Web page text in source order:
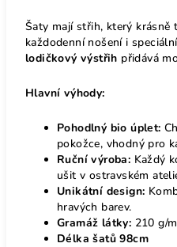
Šaty mají střih, který krásně
každodenní nošení i
lodičkový výstřih přidává
Hlavní výhody:
Pohodlný bio úplet:
pokožce, vhodný pro
Ruční výroba: Každý
ušit v ostravském
Unikátní design:
hravých barev.
Gramáž látky: 210 g/
Délka šatů 98cm